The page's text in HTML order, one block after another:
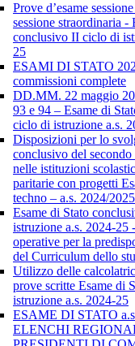
Prove d’esame
sessione straordinaria -
conclusivo II ciclo di
25
ESAMI DI STATO
commissioni complete
DD.MM. 22 maggio
93 e 94 – Esame di
ciclo di istruzione a.s.
Disposizioni per lo
conclusivo del
nelle istituzioni
paritarie con progetti
techno – a.s. 2024/2025
Esame di Stato
istruzione a.s. 2024-25
operative per la
del Curriculum dello
Utilizzo delle
prove scritte Esame di
istruzione a.s. 2024-25
ESAME DI STATO
ELENCHI